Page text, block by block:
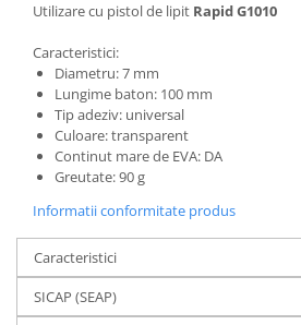
Utilizare cu pistol de lipit Rapid G1010
Caracteristici:
Diametru: 7 mm
Lungime baton: 100 mm
Tip adeziv: universal
Culoare: transparent
Continut mare de EVA: DA
Greutate: 90 g
Informatii conformitate produs
Caracteristici
SICAP (SEAP)